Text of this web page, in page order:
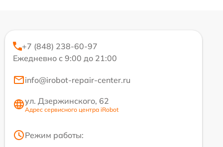
+7 (848) 238-60-97
Ежедневно с 9:00 до 21:00
info@irobot-repair-center.ru
ул. Дзержинского, 62
Адрес сервисного центра iRobot
Режим работы: